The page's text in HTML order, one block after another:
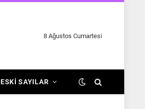
8 Ağustos Cumartesi
ESKI SAYILAR